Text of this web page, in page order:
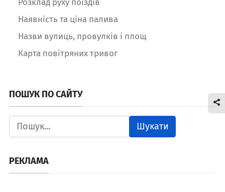
Наявність та ціна палива
Назви вулиць, провулків і площ
Карта повітряних тривог
ПОШУК ПО САЙТУ
Шукати
РЕКЛАМА